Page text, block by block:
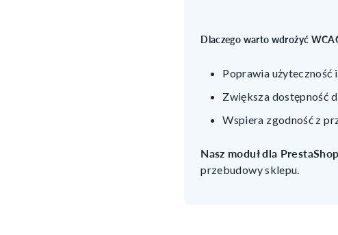
Dlaczego warto wdrożyć
Poprawia użyteczność
Zwiększa dostępność
Wspiera zgodność z
Nasz moduł dla PrestaShop
przebudowy sklepu.